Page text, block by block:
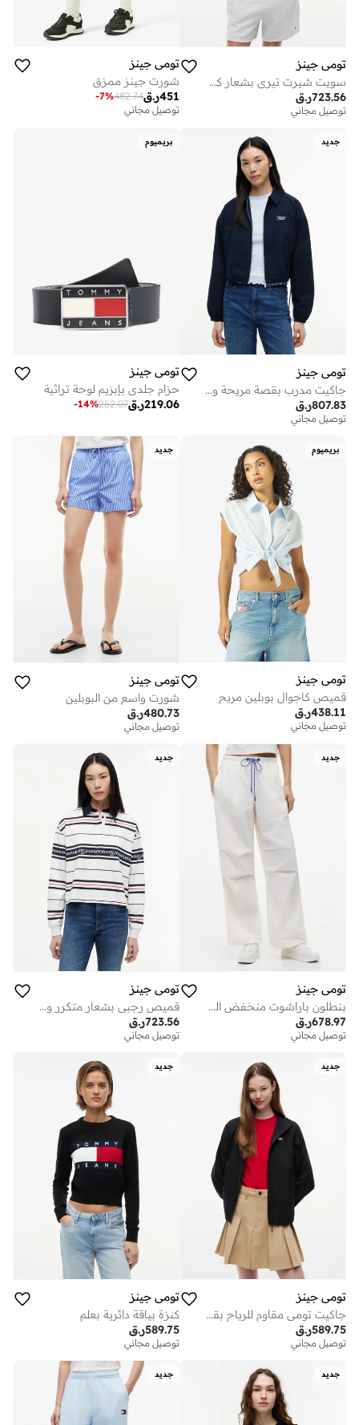
تومي جينز
سويت شيرت تيري بشعار كريست
ر.ق723.56
توصيل مجاني
تومي جينز
شورت جينز ممزق
ر.ق451
482.74
-7%
توصيل مجاني
جديد
تومي جينز
جاكيت مدرب بقصة مريحة ورباط عند الحاشية
ر.ق807.83
توصيل مجاني
بريميوم
تومي جينز
حزام جلدي بإبزيم لوحة تراثية
ر.ق219.06
252.07
-14%
بريميوم
تومي جينز
قميص كاجوال بوبلين مريح
ر.ق438.11
توصيل مجاني
جديد
تومي جينز
شورت واسع من البوبلين
ر.ق480.73
توصيل مجاني
جديد
تومي جينز
بنطلون باراشوت منخفض الخصر
ر.ق678.97
توصيل مجاني
جديد
تومي جينز
قميص رجبي بشعار متكرر ومقاس مريح
ر.ق723.56
توصيل مجاني
جديد
تومي جينز
جاكيت تومي مقاوم للرياح بقماش ريب ستوب نحيف
ر.ق589.75
توصيل مجاني
جديد
تومي جينز
كنزة بياقة دائرية بعلم
ر.ق589.75
توصيل مجاني
جديد جديد